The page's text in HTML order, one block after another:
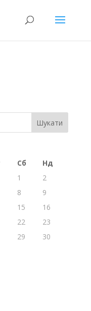
Сб
Нд
1
2
8
9
15
16
22
23
29
30